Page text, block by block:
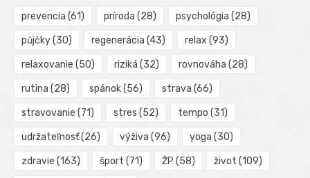
prevencia (61) príroda (28) psychológia (28)
půjčky(30) regenerácia (43) relax (93)
relaxovanie (50) riziká (32) rovnováha (28)
rutina (28) spánok(56) strava (66)
stravovanie (71) stres (52) tempo (31)
udržateľnosť(26) výživa (96) yoga (30)
zdravie (163) šport (71) ŽP (58) život (109)